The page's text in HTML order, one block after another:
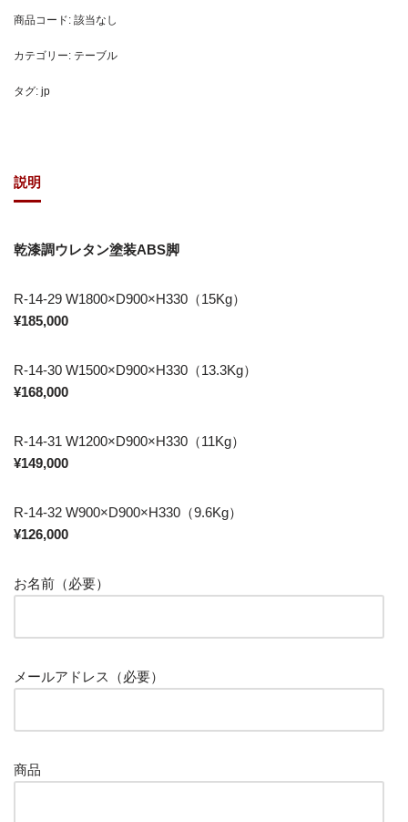
商品コード: 該当なし
カテゴリー: テーブル
タグ: jp
説明
乾漆調ウレタン塗装ABS脚
R-14-29 W1800×D900×H330（15Kg）
¥185,000
R-14-30 W1500×D900×H330（13.3Kg）
¥168,000
R-14-31 W1200×D900×H330（11Kg）
¥149,000
R-14-32 W900×D900×H330（9.6Kg）
¥126,000
お名前（必要）
メールアドレス（必要）
商品